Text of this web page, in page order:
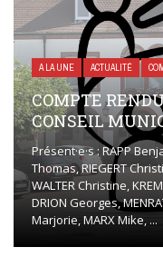
A LA UNE ACTUALITÉ
COMPTE
CONSEIL
Présent·e·s : RAPP
Thomas, RIEGERT
WALTER Christine,
DRION Georges,
Marjorie, MARX Mike, ...